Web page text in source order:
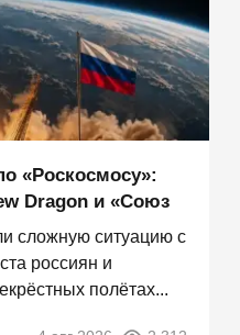
«Роскосмосу»:
Dragon и «Союз
сложную ситуацию с
россиян и
полётах...